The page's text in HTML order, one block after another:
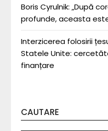
Boris Cyrulnik: „După
profunde, aceasta
Interzicerea folosirii
Statele Unite:
finanțare
CAUTARE